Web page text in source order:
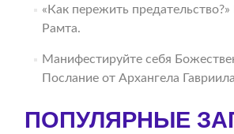
«Как пережить предательство?»
Рамта.
Манифестируйте себя
Послание от Архангела
ПОПУЛЯРНЫЕ